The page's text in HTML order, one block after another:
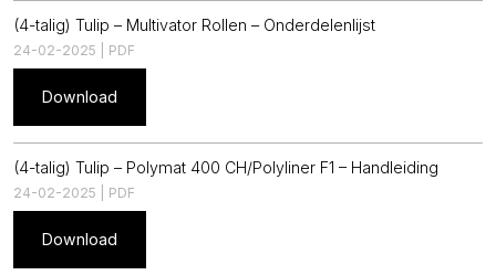
(4-talig) Tulip – Multivator Rollen – Onderdelenlijst
24-02-2025 | PDF
Download
(4-talig) Tulip – Polymat 400 CH/Polyliner F1 – Handleiding
24-02-2025 | PDF
Download